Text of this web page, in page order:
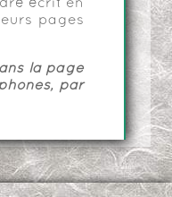
écrit en
pages
la page
par